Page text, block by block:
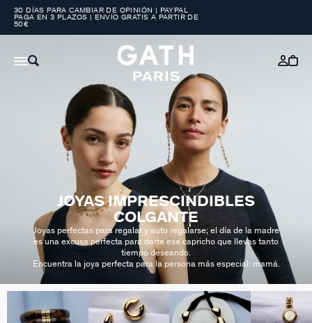
30 DÍAS PARA CAMBIAR DE OPINIÓN | PAYPAL
PAGA EN 3 PLAZOS | ENVÍO GRATIS A PARTIR DE
50€
JOYAS IMPRESCINDIBLES
COLGANTE
Joyas perfectas para regalar y auto regalarse; el día de la madre
es una excusa perfecta para darte ese capricho que llevas tanto
tiempo deseando.
Encuentra la joya perfecta para la persona más especial: mamá.